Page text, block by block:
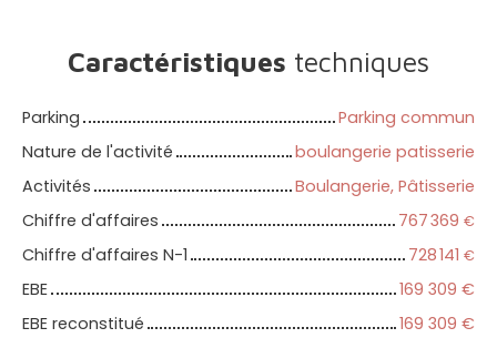
Caractéristiques techniques
Parking
Parking commun
Nature de l'activité
boulangerie patisserie
Activités
Boulangerie, Pâtisserie
Chiffre d'affaires
767 369 €
Chiffre d'affaires N-1 728 141 €
EBE 169 309 €
EBE reconstitué
169 309 €